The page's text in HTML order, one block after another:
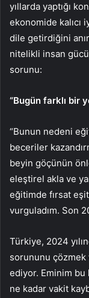
yıllarda yaptığı
ekonomide kalıcı
dile getirdiğini
nitelikli insan
sorunu:
“Bugün farklı bir
“Bunun nedeni
beceriler
beyin göçünün
eleştirel akla ve
eğitimde fırsat
vurguladım. Son
Türkiye, 2024
sorununu çözmek
ediyor. Eminim bu
ne kadar vakit